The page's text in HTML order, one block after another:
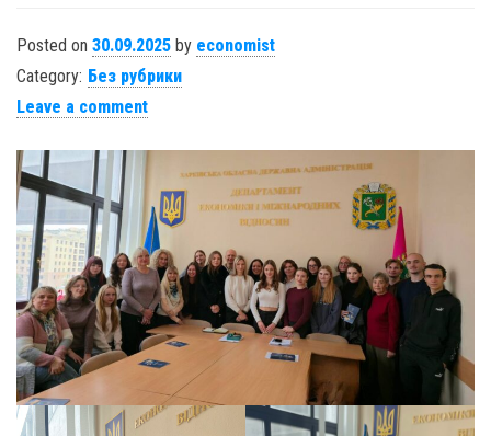
Posted on 30.09.2025 by economist
Category: Без рубрики
Leave a comment